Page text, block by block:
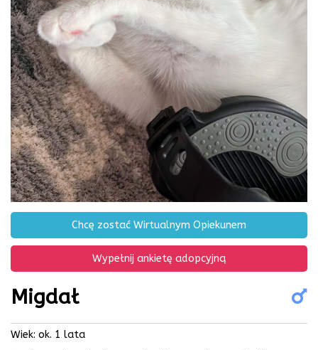
Chcę zostać Wirtualnym Opiekunem
Wypełnij ankietę adopcyjną
Migdał
Wiek: ok. 1 lata